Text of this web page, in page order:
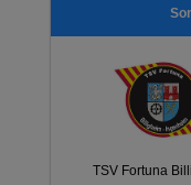
TSV Fortuna